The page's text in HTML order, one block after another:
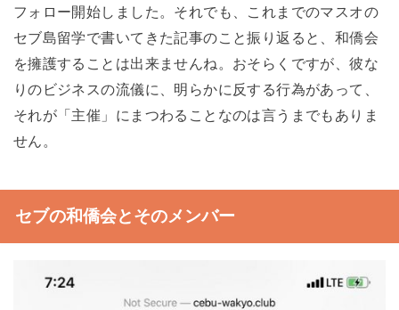
フォロー開始しました。それでも、これまでのマスオの
セブ島留学で書いてきた記事のこと振り返ると、和僑会
を擁護することは出来ませんね。おそらくですが、彼な
りのビジネスの流儀に、明らかに反する行為があって、
それが「主催」にまつわることなのは言うまでもありま
せん。
セブの和僑会とそのメンバー